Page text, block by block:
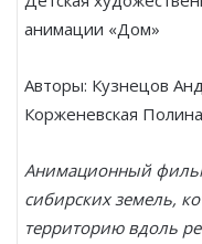
анимации «Дом»
Авторы: Кузнецов
Корженевская
Анимационный
сибирских земель,
территорию вдоль